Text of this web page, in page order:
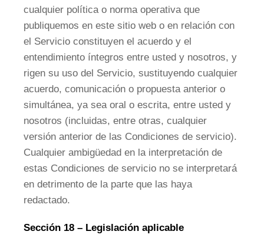
cualquier política o norma operativa que
publiquemos en este sitio web o en relación con
el Servicio constituyen el acuerdo y el
entendimiento íntegros entre usted y nosotros, y
rigen su uso del Servicio, sustituyendo cualquier
acuerdo, comunicación o propuesta anterior o
simultánea, ya sea oral o escrita, entre usted y
nosotros (incluidas, entre otras, cualquier
versión anterior de las Condiciones de servicio).
Cualquier ambigüedad en la interpretación de
estas Condiciones de servicio no se interpretará
en detrimento de la parte que las haya
redactado.
Sección 18 – Legislación aplicable